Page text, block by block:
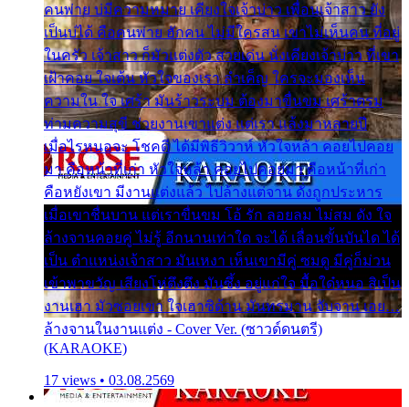
คนพ่าย บ่มีความหมาย เคียงใจเจ้าบ่าว เพื่อนเจ้าสาว ยัง
เป็นบ่ได้ คือคนพ่าย ฮักคน ไม่มีใครสน เขาไม่เห็นคน ที่อยู่
ในครัว เจ้าสาว ก็มัวแต่งตัว สวยเด่น นั่งเคียงเจ้าบ่าว ที่เขา
เฝ้าคอย ใจเต้น หัวใจของเรา ลำเค็ญ ใครจะมองเห็น
ความใน ใจ เศร้า มันร้าวระบม ต้องมาขื่นขม เศร้าตรม
ท่ามความสุขี ช่วยงานเขาแต่ง แต่เรา แล้งมาหลายปี
เมื่อไรหนอจะ โชคดี ได้มีพิธีวิวาห์ หัวใจหล้า คอยไปคอย
มา คือหน้าที่เก่า หัวใจหล้า คอยไปคอยมา คือหน้าที่เก่า
คือหยังเขา มีงานแต่งแล้ว ไปล้างแต่จาน ดั่งถูกประหาร
เมื่อเขาชื่นบาน แต่เราขื่นขม โอ้ รัก ลอยลม ไม่สม ดัง ใจ
ล้างจานคอยคู่ ไม่รู้ อีกนานเท่าใด จะได้ เลื่อนขั้นบันได ได้
เป็น ตำแหน่งเจ้าสาว มันเหงา เห็นเขามีคู่ ซมดู มีคู่ก็ม่วน
เข้าพาขวัญ เสียงโห่ตึงตึง มันซึ้ง อยู่แก่ใจ มื้อใด๋หนอ สิเป็น
งานเฮา มัวซอยเขา ใจเฮาซิด้าน มันทรมาน จับจาน เอย…
ล้างจานในงานแต่ง - Cover Ver. (ซาวด์ดนตรี)
(KARAOKE)
17 views • 03.08.2569